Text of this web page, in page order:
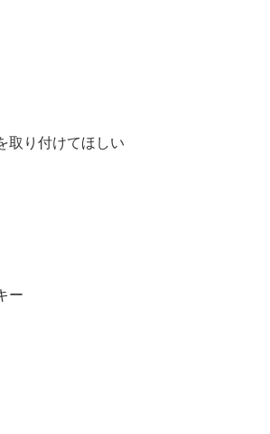
取り付けてほしい
ー